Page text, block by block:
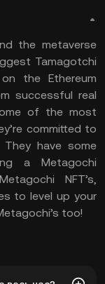
the metaverse
Tamagotchi
the Ethereum
successful real
of the most
committed to
have some
a Metagochi
NFT’s,
to level up your
too!